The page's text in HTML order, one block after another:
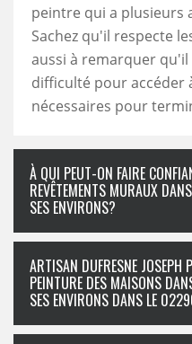
peintre qui a plusieurs
Sachez qu'il respecte
aussi à remarquer
difficulté pour accéder
nécessaires pour
À QUI PEUT-ON FAIRE
REVÊTEMENTS MURAUX
SES ENVIRONS?
ARTISAN DUFRESNE JOSEPH
PEINTURE DES MAISONS
SES ENVIRONS DANS LE